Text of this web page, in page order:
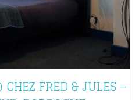
FRED & JULES –